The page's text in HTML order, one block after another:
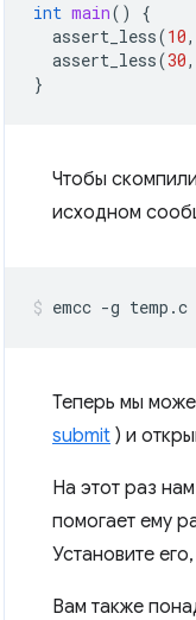
int main()
{
assert_less(10,
assert_less(30,
}
Чтобы
исходном
Теперь мы
submit ) и
На этот раз
помогает ему
Установите
Вам также